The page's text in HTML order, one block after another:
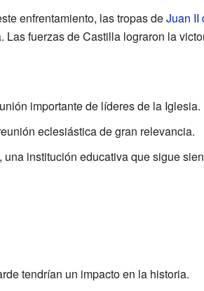
enfrentamiento, las tropas deJuan II
fuerzas de Castilla lograron la
importante de líderes de la Iglesia.
eclesiástica de gran relevancia.
institución educativa que sigue
tendrían un impacto en la historia.